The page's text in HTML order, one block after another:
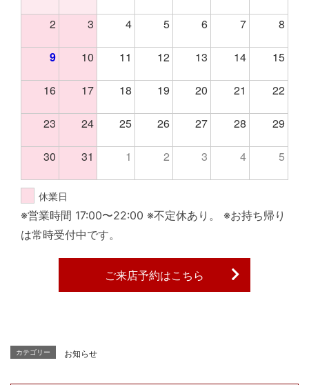
2 3 4 5 6 7 8
9 10 11 12 13 14 15
16 17 18 19 20 21 22
23 24 25 26 27 28 29
30 31 1 2 3 4 5
休業日
※営業時間 17:00〜22:00 ※不定休あり。 ※お持ち帰り
は常時受付中です。
ご来店予約はこちら
カテゴリー お知らせ